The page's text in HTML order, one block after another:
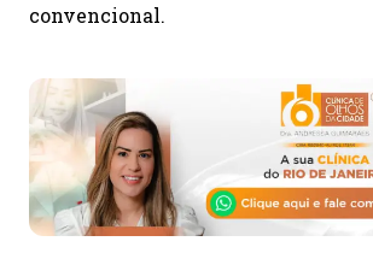
convencional.